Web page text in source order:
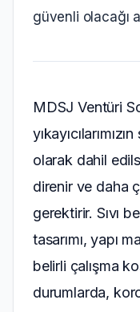
güvenli olacağı
MDSJ Ventüri
olarak dahil
direnir ve daha
gerektirir. Sıvı
tasarımı, yapı
belirli çalışma
durumlarda,